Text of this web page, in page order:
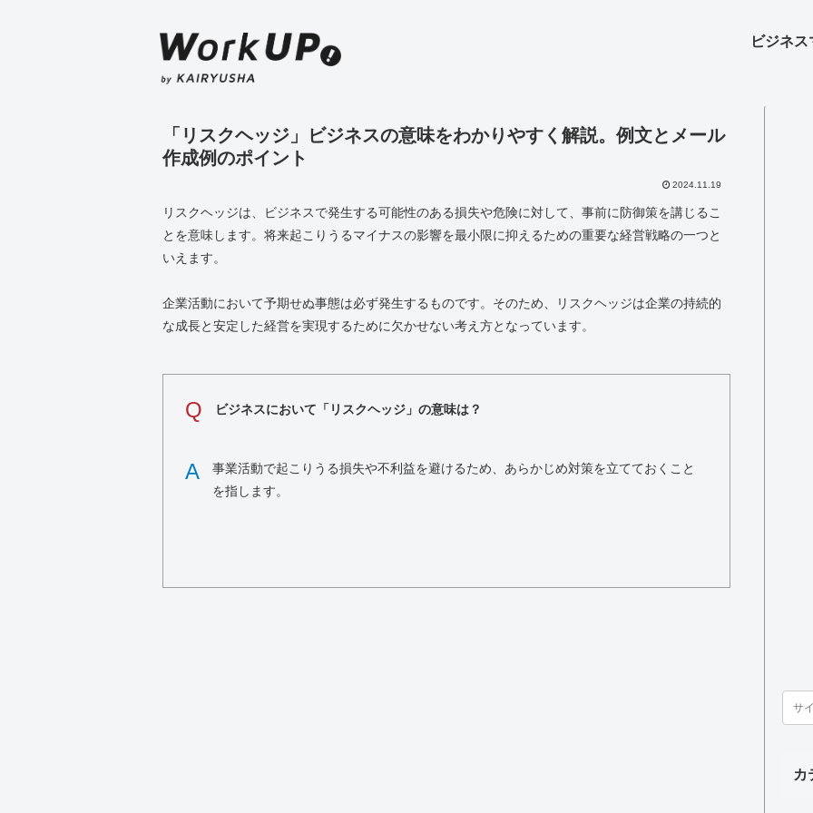
ビジネ
「リスクヘッジ」ビジネスの意味をわかりやすく解説。例文とメール
作成例のポイント
2024.11.19
リスクヘッジは、ビジネスで発生する可能性のある損失や危険に対して、事前に防御策を講じるこ
とを意味します。将来起こりうるマイナスの影響を最小限に抑えるための重要な経営戦略の一つと
いえます。
企業活動において予期せぬ事態は必ず発生するものです。そのため、リスクヘッジは企業の持続的
な成長と安定した経営を実現するために欠かせない考え方となっています。
Q ビジネスにおいて「リスクヘッジ」の意味は？
A
事業活動で起こりうる損失や不利益を避けるため、あらかじめ対策を立てておくこと
を指します。
カ